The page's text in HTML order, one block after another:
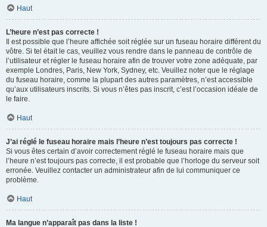
Haut
L’heure n’est pas correcte !
Il est possible que l’heure affichée soit réglée sur un fuseau horaire différent du
vôtre. Si tel était le cas, veuillez vous rendre dans le panneau de contrôle de
l’utilisateur et régler le fuseau horaire afin de trouver votre zone adéquate, par
exemple Londres, Paris, New York, Sydney, etc. Veuillez noter que le réglage
du fuseau horaire, comme la plupart des autres paramètres, n’est accessible
qu’aux utilisateurs inscrits. Si vous n’êtes pas inscrit, c’est l’occasion idéale de
le faire.
Haut
J’ai réglé le fuseau horaire mais l’heure n’est toujours pas correcte !
Si vous êtes certain d’avoir correctement réglé le fuseau horaire mais que
l’heure n’est toujours pas correcte, il est probable que l’horloge du serveur soit
erronée. Veuillez contacter un administrateur afin de lui communiquer ce
problème.
Haut
Ma langue n’apparaît pas dans la liste !